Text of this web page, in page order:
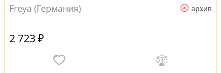
Freya (Германия)
архив
2 723 ₽